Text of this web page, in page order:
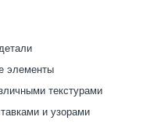
элементы
текстурами
и узорами